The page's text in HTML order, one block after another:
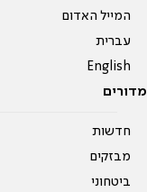
המייל האדום
עברית
English
מדורים
חדשות
מבזקים
ביטחוני